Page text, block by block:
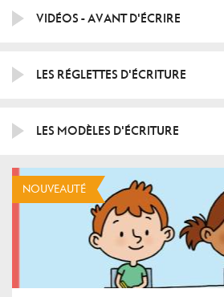
VIDÉOS - AVANT D'ÉCRIRE
LES RÉGLETTES D'ÉCRITURE
LES MODÈLES D'ÉCRITURE
NOUVEAUTÉ